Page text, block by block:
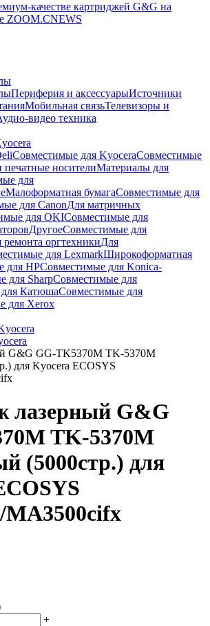
качестве картриджей G&G на
ZOOM.CNEWS
Периферия и аксессуарыИсточники
Мобильная связьТелевизоры и
видео техника
Совместимые для KyoceraСовместимые
печатные носителиМатериалы для
для
Малоформатная бумагаСовместимые для
для CanonДля матричных
для OKIСовместимые для
ДругоеСовместимые для
ремонта оргтехникиДля
для LexmarkШирокоформатная
для HPСовместимые для Konica-
для SharpСовместимые для
КатюшаСовместимые для
для Xerox
G&G GG-TK5370M TK-5370M
для Kyocera ECOSYS
лазерный G&G
TK-5370M
(5000стр.) для
MA3500cifx
+